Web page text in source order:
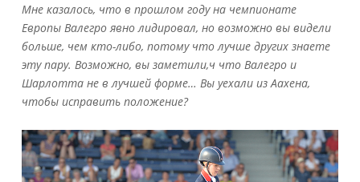
Мне казалось, что в прошлом году на чемпионате
Европы Валегро явно лидировал, но возможно вы видели
больше, чем кто-либо, потому что лучше других знаете
эту пару. Возможно, вы заметили,ч что Валегро и
Шарлотта не в лучшей форме… Вы уехали из Аахена,
чтобы исправить положение?